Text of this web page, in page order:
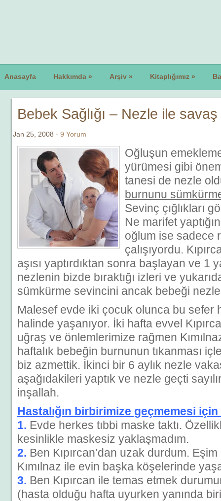
Anasayfa Hakkımda » Arşiv » Kitaplığımız »
Bebek Sağlığı – Nezle ile savaş
Jan 25, 2008 - 9 Yorum
Oğluşun
yürümesi gibi
tanesi de nezle
burnunu
Sevinç çığlıkları
Ne marifet
oğlum ise sadece
çalışıyordu.
aşısı yaptırdıktan sonra başlayan ve 1
nezlenin bizde bıraktığı izleri ve
sümkürme sevincini ancak bebeği
Malesef evde iki çocuk olunca bu sefer
halinde yaşanıyor. İki hafta evvel
uğraş ve önlemlerimize rağmen
haftalık bebeğin burnunun tıkanması
biz azmettik. İkinci bir 6 aylık nezle
aşağıdakileri yaptık ve nezle geçti
inşallah.
Hastalığın birbirimize geçmemesi için
1. Evde herkes tıbbi maske taktı.
kesinlikle maskesiz yaklaşmadım.
2. Ben Kıpırcan’dan uzak durdum. Eşim
Kımılnaz ile evin başka köşelerinde
3. Ben Kıpırcan ile temas etmek
(hasta olduğu hafta uyurken yanında